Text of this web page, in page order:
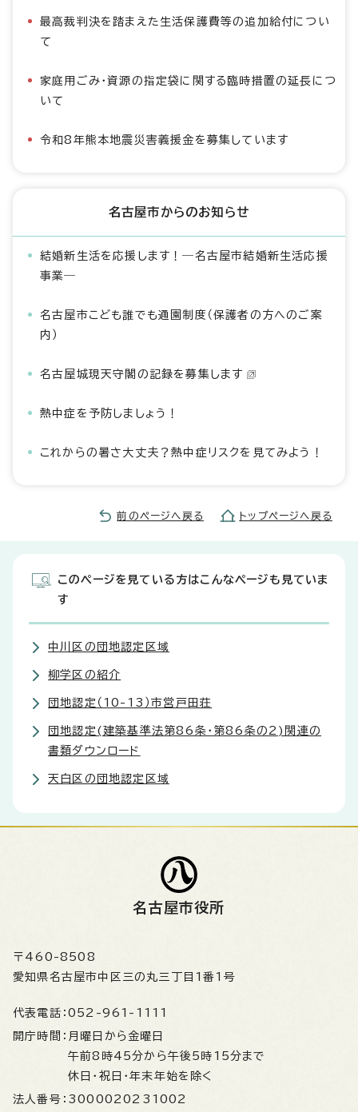
最高裁判決を踏まえた生活保護費等の追加給付につい
て
家庭用ごみ・資源の指定袋に関する臨時措置の延長につ
いて
令和8年熊本地震災害義援金を募集しています
名古屋市からのお知らせ
結婚新生活を応援します！―名古屋市結婚新生活応援
事業―
名古屋市こども誰でも通園制度（保護者の方へのご案
内）
名古屋城現天守閣の記録を募集します
熱中症を予防しましょう！
これからの暑さ大丈夫？熱中症リスクを見てみよう！
前のページへ戻る トップページへ戻る
このページを見ている方はこんなページも見ていま
す
中川区の団地認定区域
柳学区の紹介
団地認定（10-13）市営戸田荘
団地認定(建築基準法第86条・第86条の2)関連の
書類ダウンロード
天白区の団地認定区域
名古屋市役所
〒460-8508
愛知県名古屋市中区三の丸三丁目1番1号
代表電話： 052-961-1111
開庁時間： 月曜日から金曜日
午前8時45分から午後5時15分まで
休日・祝日・年末年始を除く
法人番号： 3000020231002